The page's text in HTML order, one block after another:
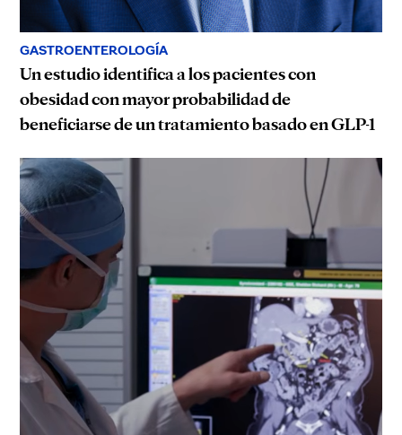
GASTROENTEROLOGÍA
Un estudio identifica a los pacientes con
obesidad con mayor probabilidad de
beneficiarse de un tratamiento basado en GLP-1